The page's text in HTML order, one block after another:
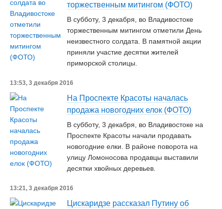
торжественным митингом (ФОТО)
В субботу, 3 декабря, во Владивостоке
торжественным митингом отметили День
неизвестного солдата. В памятной акции
приняли участие десятки жителей
приморской столицы.
13:53, 3 декабря 2016
На Проспекте Красоты началась
продажа новогодних елок (ФОТО)
В субботу, 3 декабря, во Владивостоке на
Проспекте Красоты начали продавать
новогодние елки. В районе поворота на
улицу Ломоносова продавцы выставили
десятки хвойных деревьев.
13:21, 3 декабря 2016
Цискаридзе рассказал Путину об